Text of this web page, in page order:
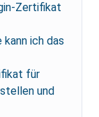
Zertifikat
ich das
für
und